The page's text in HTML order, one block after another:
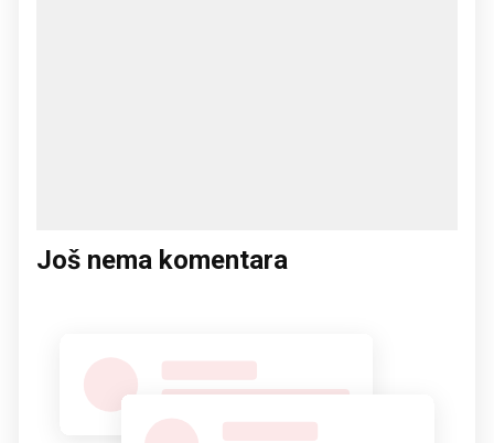
Još nema komentara